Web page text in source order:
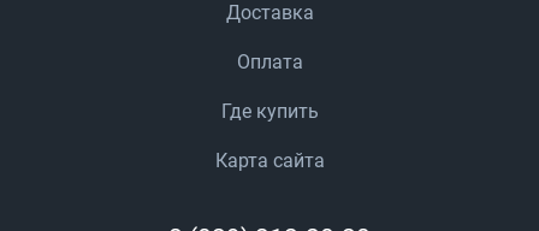
Доставка
Оплата
Где купить
Карта сайта